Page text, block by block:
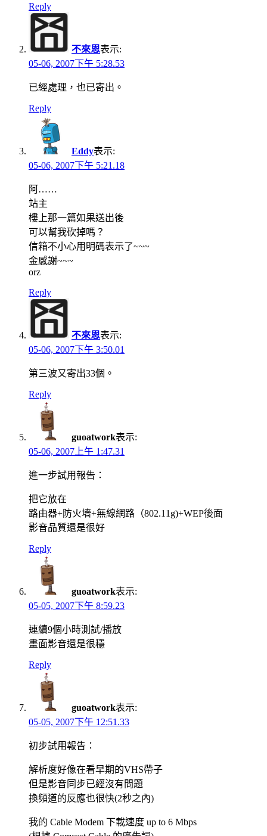
Reply
不來恩表示:
05-06, 2007下午 5:28.53
已經處理，也已寄出。
Reply
Eddy表示:
05-06, 2007下午 5:21.18
阿……
站主
樓上那一篇如果送出後
可以幫我砍掉嗎？
信箱不小心用明碼表示了~~~
金感謝~~~
orz
Reply
不來恩表示:
05-06, 2007下午 3:50.01
第三波又寄出33個。
Reply
guoatwork表示:
05-06, 2007上午 1:47.31
進一步試用報告：
把它放在
路由器+防火墻+無線網路（802.11g)+WEP後面
影音品質還是很好
Reply
guoatwork表示:
05-05, 2007下午 8:59.23
連續9個小時測試/播放
畫面影音還是很穩
Reply
guoatwork表示:
05-05, 2007下午 12:51.33
初步試用報告：
解析度好像在看早期的VHS帶子
但是影音同步已經沒有問題
換頻道的反應也很快(2秒之內)
我的 Cable Modem 下載速度 up to 6 Mbps